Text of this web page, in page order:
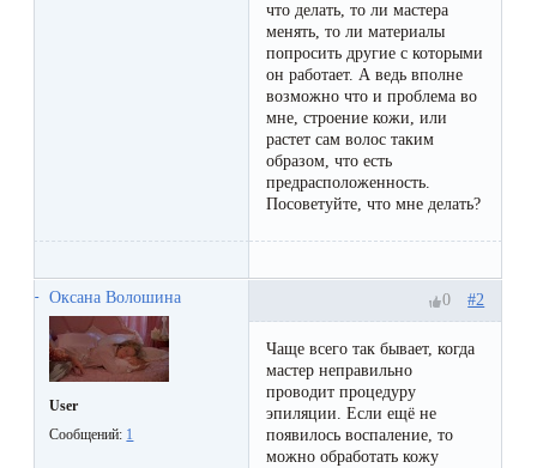
Эпиляция
первый
раз
перед
что делать, то ли мастера
менять, то ли материалы
попросить другие с которыми
он работает. А ведь вполне
возможно что и проблема во
мне, строение кожи, или
растет сам волос таким
образом, что есть
предрасположенность.
Посоветуйте, что мне делать?
Оксана Волошина
User
Сообщений: 1
#2
0
Чаще всего так бывает, когда
мастер неправильно
проводит процедуру
эпиляции. Если ещё не
появилось воспаление, то
можно обработать кожу